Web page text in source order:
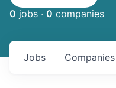
0 jobs · 0 companies
Jobs Companies